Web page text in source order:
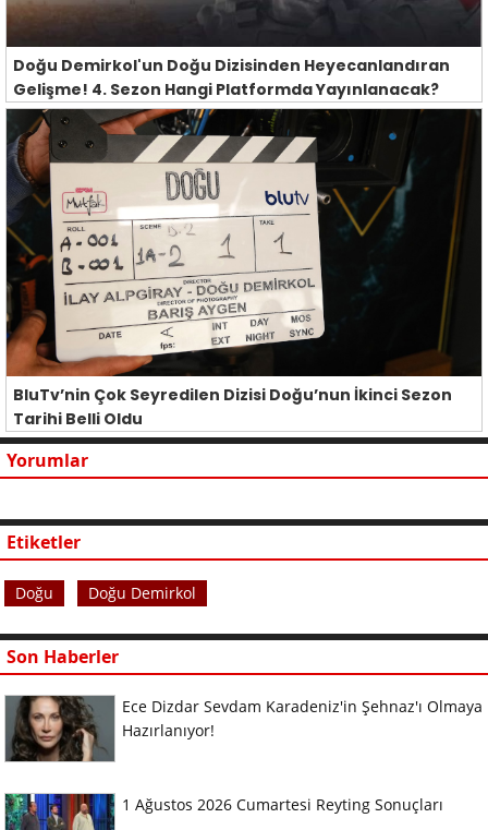
Doğu Demirkol'un Doğu Dizisinden Heyecanlandıran
Gelişme! 4. Sezon Hangi Platformda Yayınlanacak?
BluTv’nin Çok Seyredilen Dizisi Doğu’nun İkinci Sezon
Tarihi Belli Oldu
Yorumlar
Etiketler
Doğu Doğu Demirkol
Son Haberler
Ece Dizdar Sevdam Karadeniz'in Şehnaz'ı Olmaya
Hazırlanıyor!
1 Ağustos 2026 Cumartesi Reyting Sonuçları